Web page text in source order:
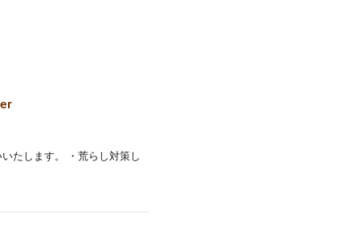
たします。 ・荒らし対策し